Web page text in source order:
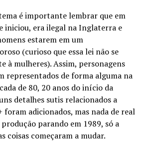
é importante lembrar que em
iniciou, era ilegal na Inglaterra e
estarem em um
(curioso que essa lei não se
à mulheres). Assim, personagens
representados de forma alguma na
de 80, 20 anos do início da
detalhes sutis relacionados a
adicionados, mas nada de real
parando em 1989, só a
coisas começaram a mudar.